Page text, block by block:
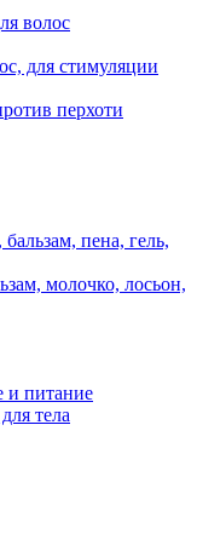
волос
для стимуляции
перхоти
пена, гель,
молочко, лосьон,
и питание
тела